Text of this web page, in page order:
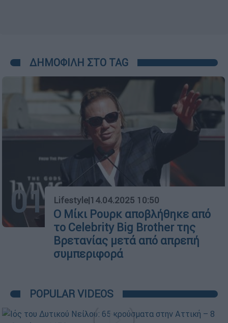
ΔΗΜΟΦΙΛΗ ΣΤΟ TAG
01 Lifestyle|14.04.2025 10:50
Ο Μίκι Ρουρκ αποβλήθηκε από
το Celebrity Big Brother της
Βρετανίας μετά από απρεπή
συμπεριφορά
POPULAR VIDEOS